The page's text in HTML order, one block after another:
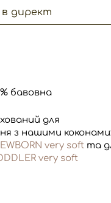
директ
бавовна
для
з нашими
very soft та
very soft